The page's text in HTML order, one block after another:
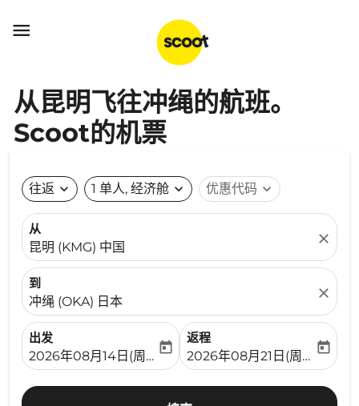

从昆明飞往冲绳的航班。
Scoot的机票
往返 expand_more 1 单人, 经济舱 expand_more 优惠代码 expand_more
从
昆明 (KMG) 中国
close
到
冲绳 (OKA) 日本
close
出发
fc-booking-departure-date-aria-label
2026年08月14日(周五)
today
返程
fc-booking-return-date-
2026年08月21日(周五)
today